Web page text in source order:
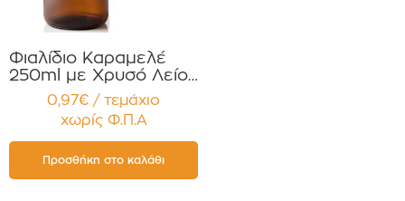
Φιαλίδιο Καραμελέ
250ml με Χρυσό Λείο
πώμα για Χάπια ,
Βιταμίνες
Συμπληρώματα
Διατροφής
Συσκευασία 12
τεμαχίων
0,97€ / τεμάχιο
χωρίς Φ.Π.Α
Προσθήκη στο καλάθι